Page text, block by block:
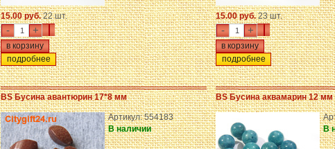
15.00 руб.22 шт.
- +
подробнее
15.00 руб.23 шт.
- +
подробнее
BS Бусина авантюрин 17*8 мм
Артикул: 554183
В наличии
BS Бусина аквамарин 12 мм
В